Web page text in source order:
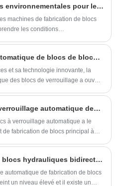
et rendu la construction plus
croissante des matières
et sociaux des machines à
Quelles sont les exigences environnementales pour les machines de fabrication de blocs de béton ?
machines de fabrication de blocs
les conditions
Machine de fabrication automatique de blocs de blocage: ouvrez une nouvelle ère de fabrication de blocs
et sa technologie innovante, la
des blocs de verrouillage a ouvert
La fabrication de blocs à verrouillage automatique deviendra-t-elle courante à l’avenir ?
à verrouillage automatique a le
fabrication de blocs principal à
Machine de fabrication de blocs hydrauliques bidirectionnelle automatique Dans quelle mesure la machine est-elle intelligente ?
automatique de fabrication de blocs
un niveau élevé et il existe un